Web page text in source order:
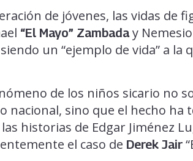
de jóvenes, las vidas de
“El Mayo” Zambaday
un “ejemplo de vida” a la
de los niños sicario no
nacional, sino que el hecho ha
historias de Edgar Jiménez
el caso de Derek Jair